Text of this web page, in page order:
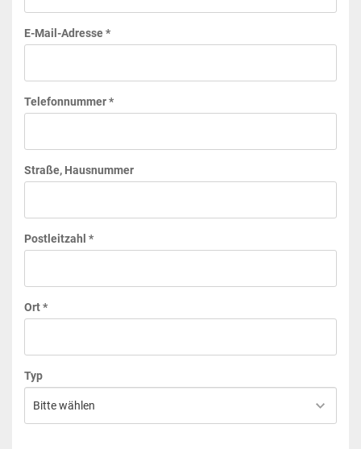
E-Mail-Adresse *
Telefonnummer *
Straße, Hausnummer
Postleitzahl *
Ort *
Typ